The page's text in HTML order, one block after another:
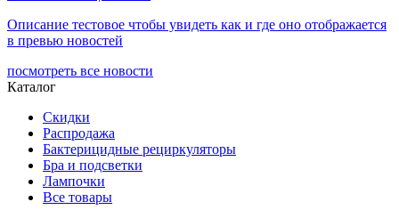
Описание тестовое чтобы увидеть как и где оно отображается
в превью новостей
посмотреть все новости
Каталог
Скидки
Распродажа
Бактерицидные рециркуляторы
Бра и подсветки
Лампочки
Все товары